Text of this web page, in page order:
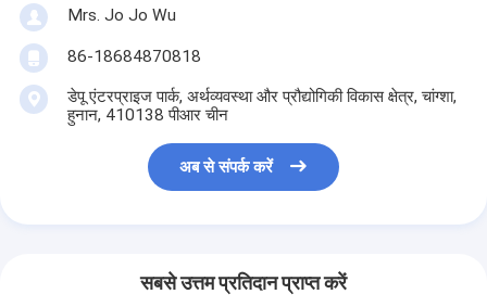
Mrs. Jo Jo Wu
86-18684870818
डेपू एंटरप्राइज पार्क, अर्थव्यवस्था और प्रौद्योगिकी विकास क्षेत्र, चांग्शा,
हुनान, 410138 पीआर चीन
अब से संपर्क करें
सबसे उत्तम प्रतिदान प्राप्त करें